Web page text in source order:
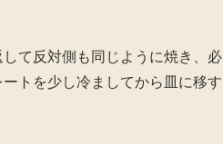
て反対側も同じように焼き、必
トを少し冷ましてから皿に移す